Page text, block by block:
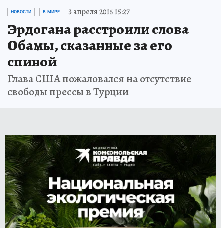
НОВОСТИ В МИРЕ 3 апреля 2016 15:27
Эрдогана расстроили слова
Обамы, сказанные за его
спиной
Глава США пожаловался на отсутствие
свободы прессы в Турции